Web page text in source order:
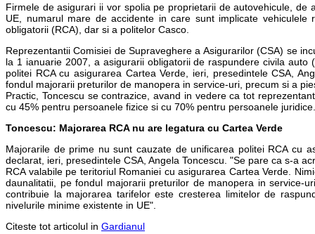
Firmele de asigurari ii vor spolia pe proprietarii de autovehicule,
UE, numarul mare de accidente in care sunt implicate
obligatorii (RCA), dar si a politelor Casco.
Reprezentantii Comisiei de Supraveghere a Asigurarilor (CSA) se
la 1 ianuarie 2007, a asigurarii obligatorii de raspundere civila
politei RCA cu asigurarea Cartea Verde, ieri, presedintele CSA,
fondul majorarii preturilor de manopera in service-uri, precum si a
Practic, Toncescu se contrazice, avand in vedere ca tot
cu 45% pentru persoanele fizice si cu 70% pentru persoanele juridice.
Toncescu: Majorarea RCA nu are legatura cu Cartea Verde
Majorarile de prime nu sunt cauzate de unificarea politei RCA cu
declarat, ieri, presedintele CSA, Angela Toncescu. "Se pare ca s-a
RCA valabile pe teritoriul Romaniei cu asigurarea Cartea Verde.
daunalitatii, pe fondul majorarii preturilor de manopera in service-
contribuie la majorarea tarifelor este cresterea limitelor de
nivelurile minime existente in UE".
Citeste tot articolul in Gardianul